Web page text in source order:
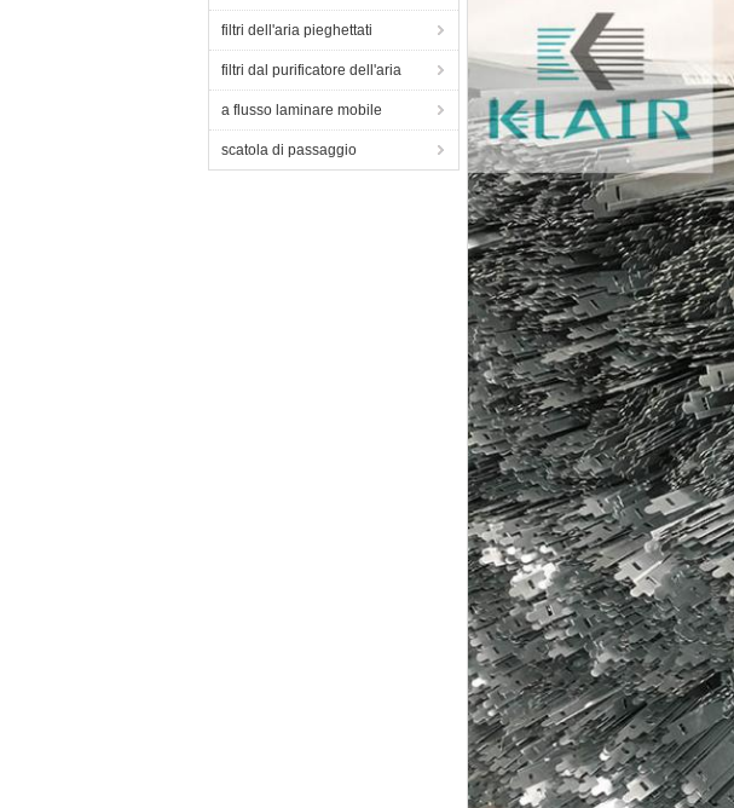
filtri dell'aria pieghettati
filtri dal purificatore dell'aria
a flusso laminare mobile
scatola di passaggio